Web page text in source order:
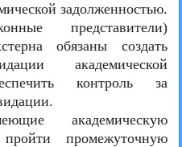
задолженностью.
представители)
обязаны создать
академической
контроль за
академическую
промежуточную